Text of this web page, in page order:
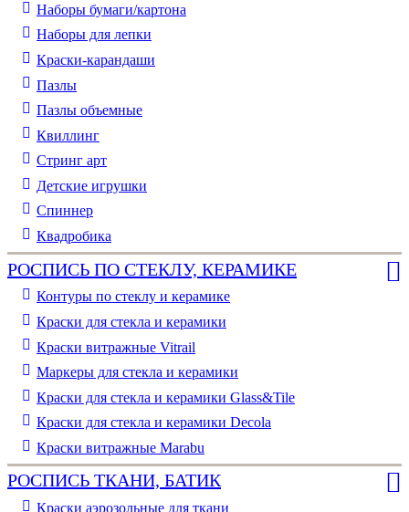
Наборы бумаги/картона
Наборы для лепки
Краски-карандаши
Пазлы
Пазлы объемные
Квиллинг
Стринг арт
Детские игрушки
Спиннер
Квадробика
РОСПИСЬ ПО СТЕКЛУ, КЕРАМИКЕ
Контуры по стеклу и керамике
Краски для стекла и керамики
Краски витражные Vitrail
Маркеры для стекла и керамики
Краски для стекла и керамики Glass&Tile
Краски для стекла и керамики Decola
Краски витражные Marabu
РОСПИСЬ ТКАНИ, БАТИК
Краски аэрозольные для ткани